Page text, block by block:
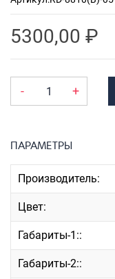
5300,00 ₽
- +
ПАРАМЕТРЫ
Производитель:
Цвет:
Габариты-1::
Габариты-2::